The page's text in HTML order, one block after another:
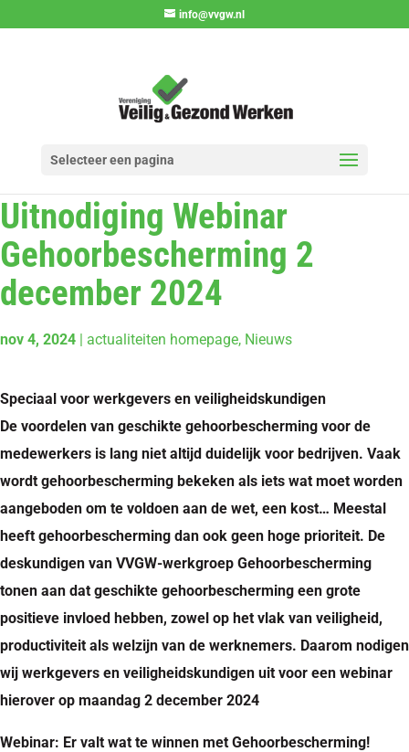
info@vvgw.nl
Selecteer een pagina
Uitnodiging Webinar
Gehoorbescherming 2
december 2024
nov 4, 2024 | actualiteiten homepage, Nieuws
Speciaal voor werkgevers en veiligheidskundigen
De voordelen van geschikte gehoorbescherming voor de
medewerkers is lang niet altijd duidelijk voor bedrijven. Vaak
wordt gehoorbescherming bekeken als iets wat moet worden
aangeboden om te voldoen aan de wet, een kost… Meestal
heeft gehoorbescherming dan ook geen hoge prioriteit. De
deskundigen van VVGW-werkgroep Gehoorbescherming
tonen aan dat geschikte gehoorbescherming een grote
positieve invloed hebben, zowel op het vlak van veiligheid,
productiviteit als welzijn van de werknemers. Daarom nodigen
wij werkgevers en veiligheidskundigen uit voor een webinar
hierover op maandag 2 december 2024
Webinar: Er valt wat te winnen met Gehoorbescherming!